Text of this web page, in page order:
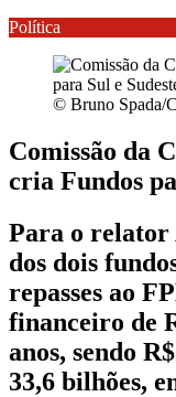
Política
© Bruno Spada/
Comissão da
cria Fundos
Para o
dos dois
repasses ao
financeiro de
anos, sendo
33,6 bilhões,